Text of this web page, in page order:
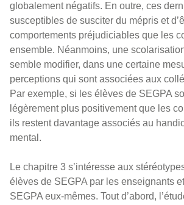
globalement négatifs. En outre, ces
susceptibles de susciter du mépris et
comportements préjudiciables que les
ensemble. Néanmoins, une
semble modifier, dans une certaine
perceptions qui sont associées aux
Par exemple, si les élèves de SEGPA
légèrement plus positivement que les
ils restent davantage associés au
mental.
Le chapitre 3 s’intéresse aux
élèves de SEGPA par les enseignants
SEGPA eux-mêmes. Tout d’abord,